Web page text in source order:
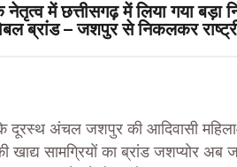
में छत्तीसगढ़ में लिया गया बड़ा
ब्रांड – जशपुर से निकलकर
दूरस्थ अंचल जशपुर की आदिवासी
खाद्य सामग्रियों का ब्रांड जशप्योर